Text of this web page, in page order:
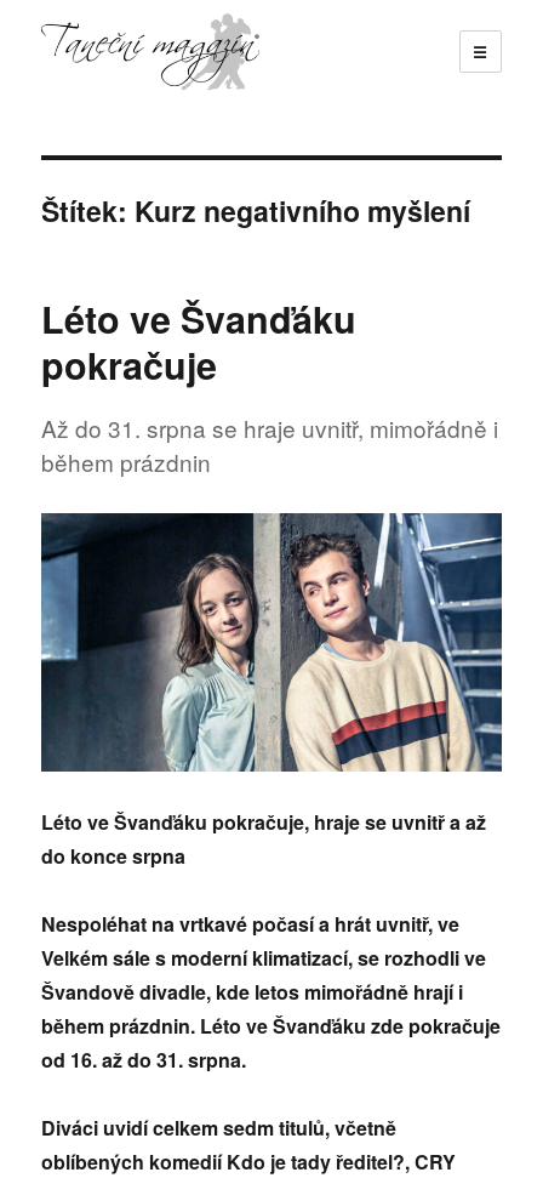
☰
Štítek: Kurz negativního myšlení
Léto ve Švanďáku
pokračuje
Až do 31. srpna se hraje uvnitř, mimořádně i
během prázdnin
Léto ve Švanďáku pokračuje, hraje se uvnitř a až
do konce srpna
Nespoléhat na vrtkavé počasí a hrát uvnitř, ve
Velkém sále s moderní klimatizací, se rozhodli ve
Švandově divadle, kde letos mimořádně hrají i
během prázdnin. Léto ve Švanďáku zde pokračuje
od 16. až do 31. srpna.
Diváci uvidí celkem sedm titulů, včetně
oblíbených komedií Kdo je tady ředitel?, CRY